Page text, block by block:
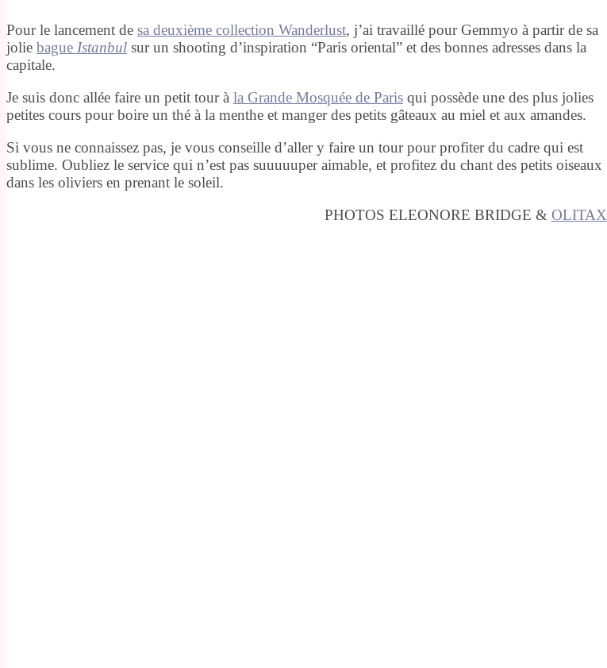
Pour le lancement de sa deuxième collection Wanderlust, j’ai travaillé pour Gemmyo à partir de sa
jolie bague Istanbul sur un shooting d’inspiration “Paris oriental” et des bonnes adresses dans la
capitale.
Je suis donc allée faire un petit tour à la Grande Mosquée de Paris qui possède une des plus jolies
petites cours pour boire un thé à la menthe et manger des petits gâteaux au miel et aux amandes.
Si vous ne connaissez pas, je vous conseille d’aller y faire un tour pour profiter du cadre qui est
sublime. Oubliez le service qui n’est pas suuuuuper aimable, et profitez du chant des petits oiseaux
dans les oliviers en prenant le soleil.
PHOTOS ELEONORE BRIDGE & OLITAX